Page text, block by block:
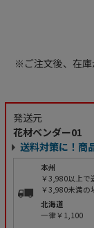
※ご注文後、在庫
発送元
花材ベンダー01
送料対策に！商
本州
￥3,980以上で
￥3,980未満の
北海道
一律￥1,100